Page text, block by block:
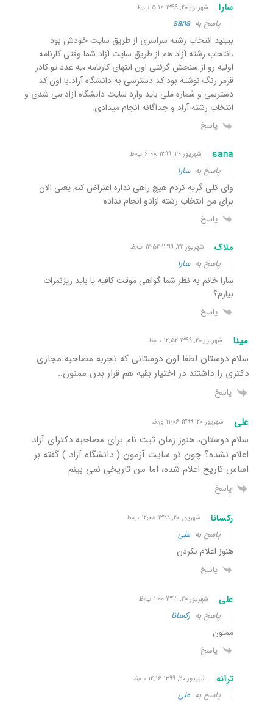
سارا شهریور ۲۰, ۱۳۹۹ ۵:۱۶ ب٫ظ
پاسخ بهsana
ببینید انتخاب رشته سراسری از طریق سایت خودش بود
،انتخاب رشته آزاد هم از طریق سایت آزاد.شما وقتی کارنامه
اولیه رو از سنجش گرفتی اون انتهای کارنامه ،یه عدد تو کادر
قرمز رنگ نوشته بود کد دسترسی به دانشگاه آزاد.با اون کد
دسترسی و شماره ملی باید وارد سایت دانشگاه آزاد می شدی و
انتخاب رشته آزاد و جداگانه انجام میدادی.
پاسخ
sana شهریور ۲۰, ۱۳۹۹ ۶:۰۸ ب٫ظ
پاسخ بهسارا
وای کلی گریه کردم هیچ راهی نداره اعتراض کنم یعنی الان
برای من انتخاب رشته ازادو انجام نداده
پاسخ
ملاک شهریور ۲۲, ۱۳۹۹ ۱۲:۵۲ ب٫ظ
پاسخ بهسارا
سارا خانم به نظر شما گواهی موقت کافیه یا باید ریزنمرات
بیارم؟
پاسخ
مینا شهریور ۲۰, ۱۳۹۹ ۱۲:۵۲ ب٫ظ
سلام دوستان لطفا اون دوستانی که تجربه مصاحبه مجازی
دکتری را داشتند در اختیار بقیه هم قرار بدن ممنون..
پاسخ
علی شهریور ۲۰, ۱۳۹۹ ۱۱:۰۶ ق٫ظ
سلام دوستان، هنوز زمان ثبت نام برای مصاحبه دکترای آزاد
اعلام نشده؟ چون تو سایت آزمون ( دانشگاه آزاد ) گفته بر
اساس تاریخ اعلام شده، اما من تاریخی نمی بینم
پاسخ
رکسانا شهریور ۲۰, ۱۳۹۹ ۱۲:۰۸ ب٫ظ
پاسخ بهعلی
هنوز اعلام نکردن
پاسخ
علی شهریور ۲۰, ۱۳۹۹ ۱:۰۰ ب٫ظ
پاسخ به رکسانا
ممنون
پاسخ
ترانه شهریور ۲۰, ۱۳۹۹ ۱۲:۱۶ ب٫ظ
پاسخ بهعلی